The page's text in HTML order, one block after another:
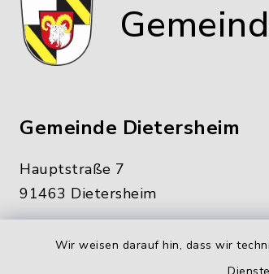
Wir weisen darauf hin, dass wir
Gemeinde Dietersheim
Hauptstraße 7
91463 Dietersheim
09161 66222-9